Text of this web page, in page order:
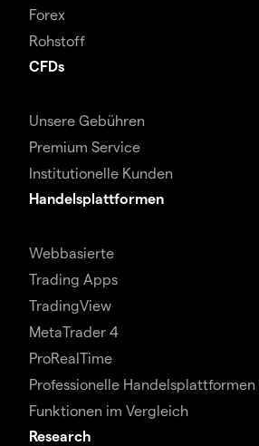
Forex
Rohstoff
CFDs
Unsere Gebühren
Premium Service
Institutionelle Kunden
Handelsplattformen
Webbasierte
Trading Apps
TradingView
MetaTrader 4
ProRealTime
Professionelle Handelsplattformen
Funktionen im Vergleich
Research